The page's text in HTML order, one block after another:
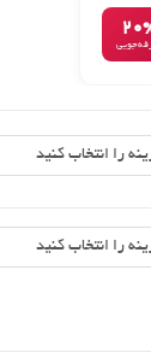
را انتخاب کنید
را انتخاب کنید